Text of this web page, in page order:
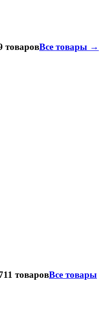
товаровВсе товары →
товаровВсе товары